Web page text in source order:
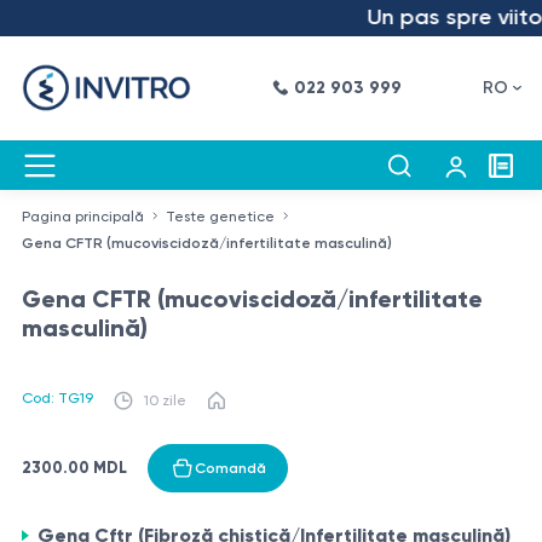
Un pas spre
022 903 999 RO
Pagina principală
Teste genetice
Gena CFTR (mucoviscidoză/infertilitate masculină)
Gena CFTR (mucoviscidoză/infertilitate
masculină)
Cod: TG19 10 zile
2300.00 MDL Comandă
Gena Cftr (Fibroză chistică/Infertilitate masculină)